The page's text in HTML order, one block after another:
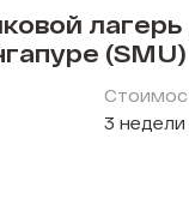
лагерь
(SMU)
3 недели